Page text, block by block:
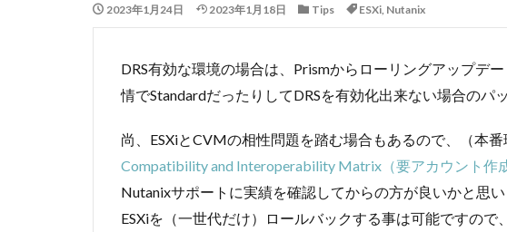
2023年1月24日 2023年1月18日 Tips ESXi, Nutanix
DRS有効な環境の場合は、Prismからローリングアップデ
情でStandardだったりしてDRSを有効化出来ない場合のパ
尚、ESXiとCVMの相性問題を踏む場合もあるので、（本
Compatibility and Interoperability Matrix（要アカウント作成
Nutanixサポートに実績を確認してからの方が良いかと思
ESXiを（一世代だけ）ロールバックする事は可能ですので、